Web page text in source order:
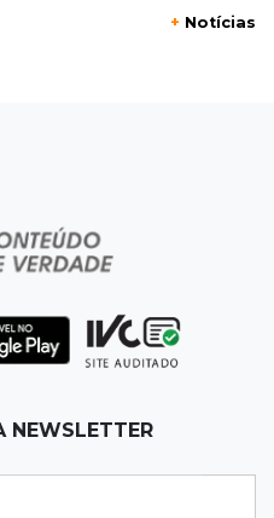
com diques
falha na proteção
de adolescente
registradas e amplia
67%
+ Notícias
NEWSLETTER